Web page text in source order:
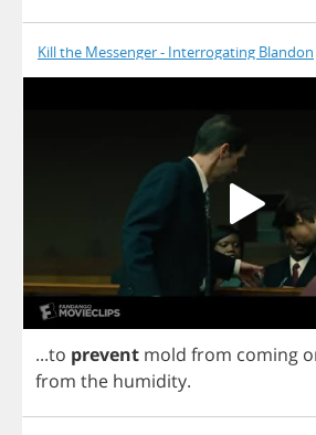
Kill the Messenger - Interrogating Blandon
...to prevent mold from coming
from the humidity.